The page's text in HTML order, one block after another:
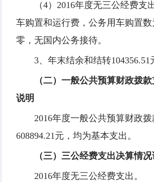
（4）2016年度无三公经费支
车购置和运行费，公务用车购置
零，无国内公务接待。
3、年末结余和结转104356.51
（二）一般公共预算财政拨
说明
2016年度一般公共预算财政拨
608894.21元，均为基本支出。
（三）三公经费支出决算情况
2016年度无三公经费支出。